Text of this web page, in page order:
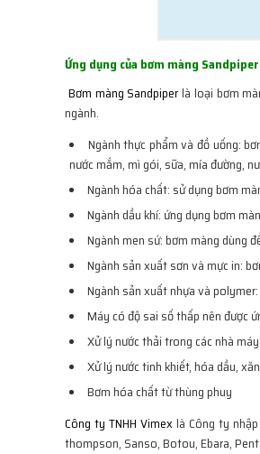
Ứng dụng của bơm màng
Bơm màng Sandpiperlà loại bơm
ngành.
Ngành thực phẩm và đồ uống:
nước mắm, mì gói, sữa, mía đường,
Ngành hóa chất: sử dụng bơm
Ngành dầu khí: ứng dụng bơm
Ngành men sứ: bơm màng dùng
Ngành sản xuất sơn và mực in:
Ngành sản xuất nhựa và
Máy có độ sai số thấp nên được
Xử lý nước thải trong các nhà
Xử lý nước tinh khiết, hóa dầu,
Bơm hóa chất từ thùng phuy
Công ty TNHH Vimexlà Công ty
thompson, Sanso, Botou, Ebara,